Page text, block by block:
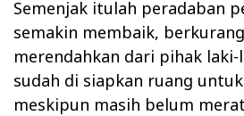
Semenjak itulah peradaban
semakin membaik,
merendahkan dari pihak
sudah di siapkan ruang
meskipun masih belum